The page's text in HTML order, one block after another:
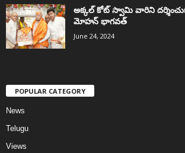
అక్కల్‌ కోట్‌ స్వామి వారిని
మోహన్ భాగవత్
June 24, 2024
POPULAR CATEGORY
News
Telugu
Views